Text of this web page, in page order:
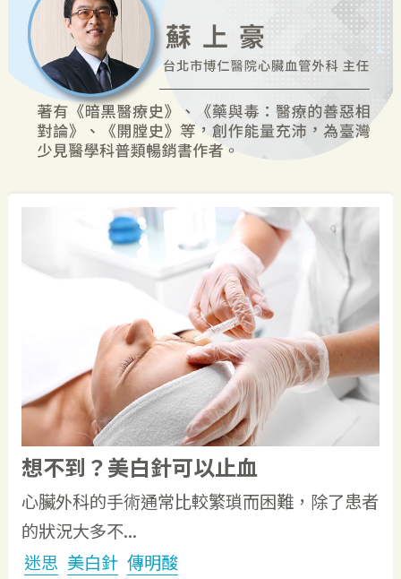
想不到？美白針可以止血
心臟外科的手術通常比較繁瑣而困難，除了患者
的狀況大多不...
迷思 美白針 傳明酸